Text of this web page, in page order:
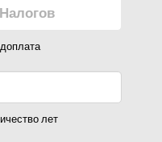
лет